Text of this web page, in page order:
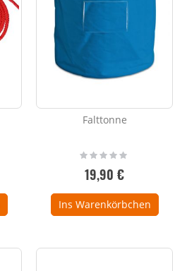
Falttonne
Rating:
0%
19,90 €
Ins Warenkörbchen